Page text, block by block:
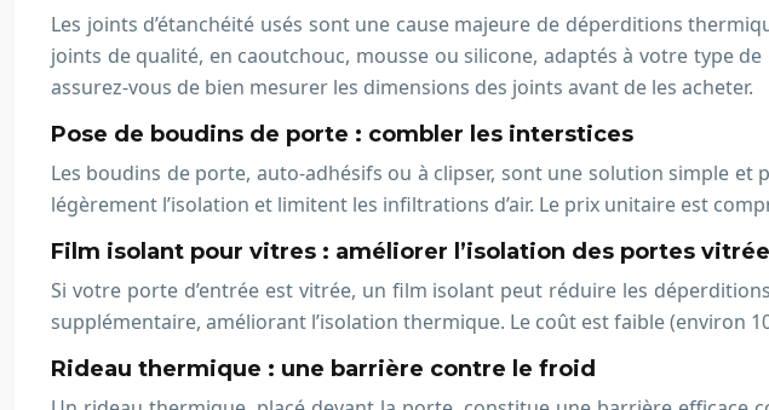
Les joints d’étanchéité usés sont une cause majeure de déperditions
joints de qualité, en caoutchouc, mousse ou silicone, adaptés à votre type
assurez-vous de bien mesurer les dimensions des joints avant de les acheter.
Pose de boudins de porte : combler les interstices
Les boudins de porte, auto-adhésifs ou à clipser, sont une solution simple
légèrement l’isolation et limitent les infiltrations d’air. Le prix unitaire est
Film isolant pour vitres : améliorer l’isolation des portes
Si votre porte d’entrée est vitrée, un film isolant peut réduire les
supplémentaire, améliorant l’isolation thermique. Le coût est faible (environ
Rideau thermique : une barrière contre le froid